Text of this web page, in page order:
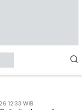
12:33 WIB